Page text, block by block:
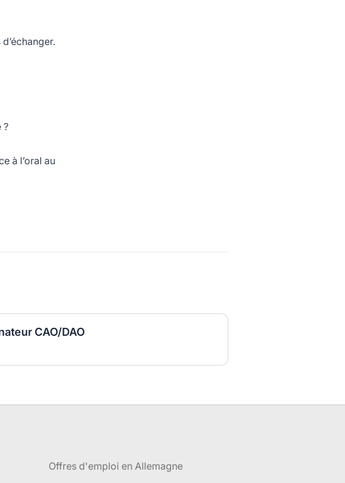
?
à l’oral au
CAO/DAO
Offres d'emploi en Allemagne